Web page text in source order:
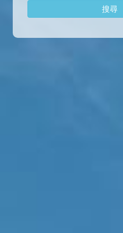
搜尋